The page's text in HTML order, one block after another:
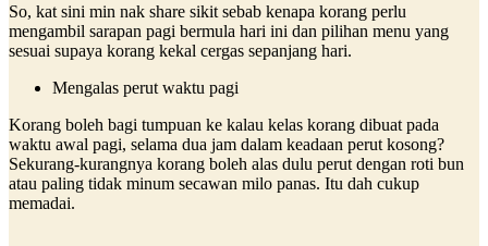
So, kat sini min nak share sikit sebab kenapa korang perlu
mengambil sarapan pagi bermula hari ini dan pilihan menu yang
sesuai supaya korang kekal cergas sepanjang hari.
Mengalas perut waktu pagi
Korang boleh bagi tumpuan ke kalau kelas korang dibuat pada
waktu awal pagi, selama dua jam dalam keadaan perut kosong?
Sekurang-kurangnya korang boleh alas dulu perut dengan roti bun
atau paling tidak minum secawan milo panas. Itu dah cukup
memadai.